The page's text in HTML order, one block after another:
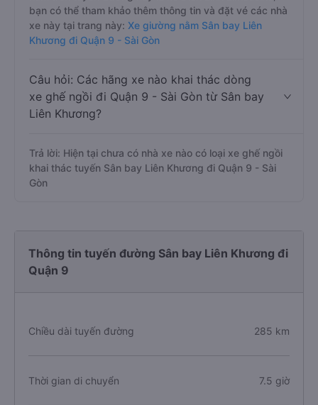
Trả lời: Hiện tại có 1 hãng xe khai thác dòng xe giường
nằm trên tuyến đường này là xe Điền Linh Limousine,
xe này tại trang này:Xe giường nằm Sân bay Liên
Khương đi Quận 9 - Sài Gòn
xe ghế ngồi đi Quận 9 - Sài Gòn từ Sân bay
Liên Khương?
Chiều dài tuyến đường 285 km